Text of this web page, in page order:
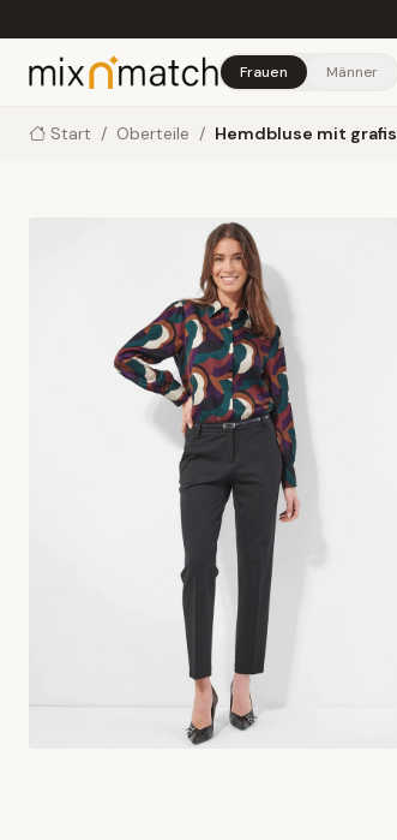
Frauen Männer
Start / Oberteile / Hemdbluse mit